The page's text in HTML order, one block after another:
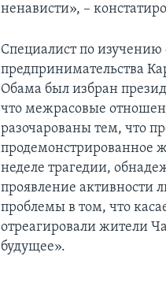
ненависти», –
Специалист по
предпринимательства
Обама был избран
что межрасовые
разочарованы тем, что
продемонстрированное
неделе трагедии,
проявление активности
проблемы в том, что
отреагировали жители
будущее».